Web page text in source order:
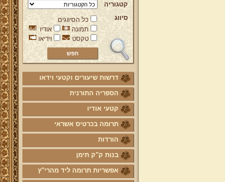
קטגוריה
סיווג
כל הסיווגים
תמונה
אודיו
טקסט
וידיאו
דרשות שיעורים וקטעי וידאו
הספריה התורנית
קטעי אודיו
תרומה בכרטיס אשראי
הורדות
בנות ק"ק תימן
אפשריות תרומה ליד מהרי"ץ